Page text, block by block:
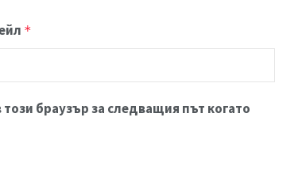
*
браузър за следващия път когато